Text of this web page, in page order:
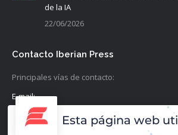
de la IA
22/06/2026
Contacto Iberian Press
Principales vías de contacto:
E-mail:
info@iberianpress.es
Esta página web